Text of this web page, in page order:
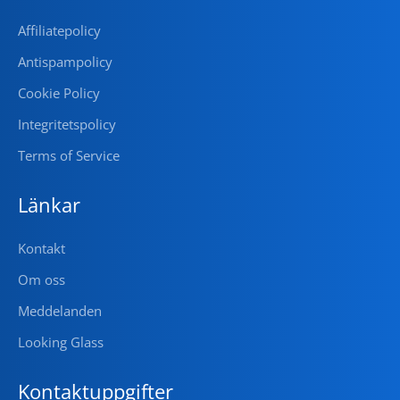
Affiliatepolicy
Antispampolicy
Cookie Policy
Integritetspolicy
Terms of Service
Länkar
Kontakt
Om oss
Meddelanden
Looking Glass
Kontaktuppgifter